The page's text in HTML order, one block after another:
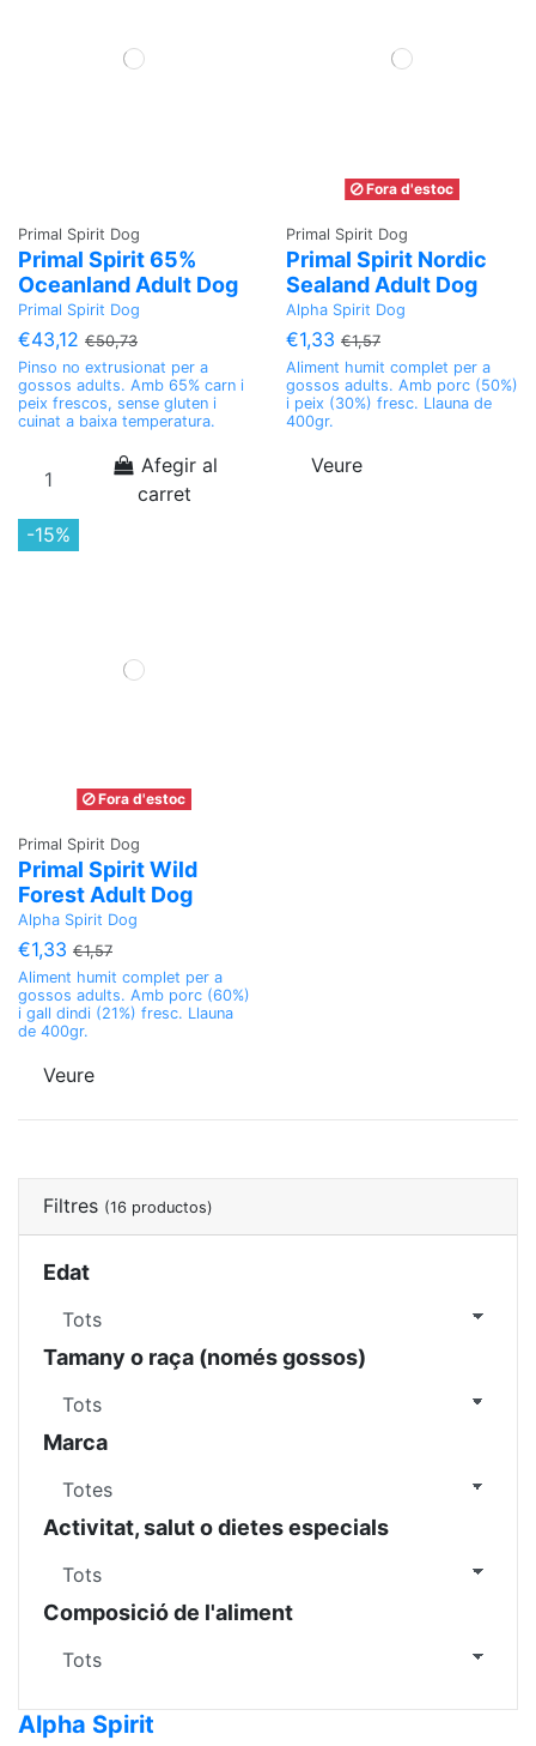
Primal Spirit Dog
Primal Spirit 65%
Oceanland Adult Dog
Primal Spirit Dog
€43,12 €50,73
Pinso no extrusionat per a
gossos adults. Amb 65% carn i
peix frescos, sense gluten i
cuinat a baixa temperatura.
Afegir al
carret
Fora d'estoc
Primal Spirit Dog
Primal Spirit Nordic
Sealand Adult Dog
Alpha Spirit Dog
€1,33 €1,57
Aliment humit complet per a
gossos adults. Amb porc (50%)
i peix (30%) fresc. Llauna de
400gr.
Veure
-15%
Fora d'estoc
Primal Spirit Dog
Primal Spirit Wild
Forest Adult Dog
Alpha Spirit Dog
€1,33 €1,57
Aliment humit complet per a
gossos adults. Amb porc (60%)
i gall dindi (21%) fresc. Llauna
de 400gr.
Veure
Filtres (16 productos)
Edat
Tamany o raça (només gossos)
Marca
Activitat, salut o dietes especials
Composició de l'aliment
Alpha Spirit